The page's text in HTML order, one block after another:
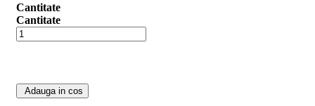
Cantitate
Cantitate
Adauga in cos